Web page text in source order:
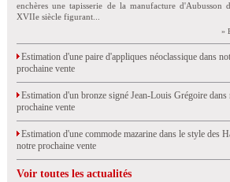
enchères une tapisserie de la manufacture d'Aubusson
XVIIe siècle figurant...
»
Estimation d'une paire d'appliques néoclassique dans
prochaine vente
Estimation d'un bronze signé Jean-Louis Grégoire dans
prochaine vente
Estimation d'une commode mazarine dans le style des
notre prochaine vente
Voir toutes les actualités